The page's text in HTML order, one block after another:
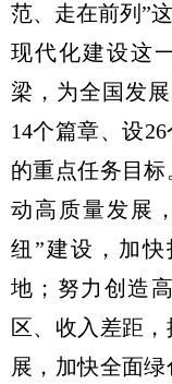
范、走在前列”
现代化建设这
梁，为全国发
14个篇章、设
的重点任务目
动高质量发展
纽”建设，加
地；努力创造
区、收入差距
展，加快全面